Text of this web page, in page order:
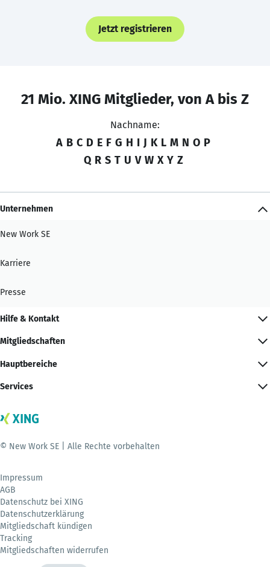
Jetzt registrieren
21 Mio. XING Mitglieder, von A bis Z
Nachname:
A B C D E F G H I J K L M N O P
Q R S T U V W X Y Z
Unternehmen
New Work SE
Karriere
Presse
Hilfe & Kontakt
Mitgliedschaften
Hauptbereiche
Services
© New Work SE | Alle Rechte vorbehalten
Impressum
AGB
Datenschutz bei XING
Datenschutzerklärung
Mitgliedschaft kündigen
Tracking
Mitgliedschaften widerrufen